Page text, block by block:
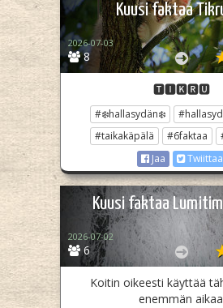
Kuusi faktaa
8
2026-07-03
🆃🅸🅺🆁🆄
#❄️hallasydän❄️
#taikakäpälä
#6faktaa
Jaa
Twiittaa
Kuusi faktaa
6
2026-07-02
Koitin oikeesti käyttää
enemmän